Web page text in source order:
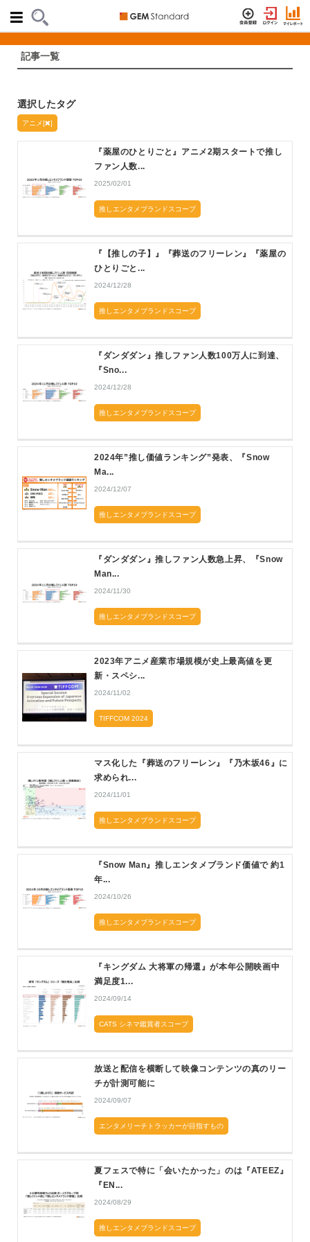
記事一覧
選択したタグ
アニメ[ ]
『薬屋のひとりごと』アニメ2期スタートで推し
ファン人数...
2025/02/01
推しエンタメブランドスコープ
『【推しの子】』『葬送のフリーレン』『薬屋の
ひとりごと...
2024/12/28
推しエンタメブランドスコープ
『ダンダダン』推しファン人数100万人に到達、
『Sno...
2024/12/28
推しエンタメブランドスコープ
2024年”推し価値ランキング”発表、『Snow
Ma...
2024/12/07
推しエンタメブランドスコープ
『ダンダダン』推しファン人数急上昇、『Snow
Man...
2024/11/30
推しエンタメブランドスコープ
2023年アニメ産業市場規模が史上最高値を更
新・スペシ...
2024/11/02
TIFFCOM 2024
マス化した『葬送のフリーレン』『乃木坂46』に
求められ...
2024/11/01
推しエンタメブランドスコープ
『Snow Man』推しエンタメブランド価値で 約1
年...
2024/10/26
推しエンタメブランドスコープ
『キングダム 大将軍の帰還』が本年公開映画中
満足度1...
2024/09/14
CATS シネマ鑑賞者スコープ
放送と配信を横断して映像コンテンツの真のリー
チが計測可能に
2024/09/07
エンタメリーチトラッカーが目指すもの
夏フェスで特に「会いたかった」のは『ATEEZ』
『EN...
2024/08/29
推しエンタメブランドスコープ